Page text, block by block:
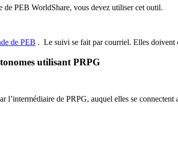
de PEB WorldShare, vous devez utiliser cet outil.
de PEB . Le suivi se fait par courriel. Elles doivent
utilisant PRPG
de PRPG, auquel elles se